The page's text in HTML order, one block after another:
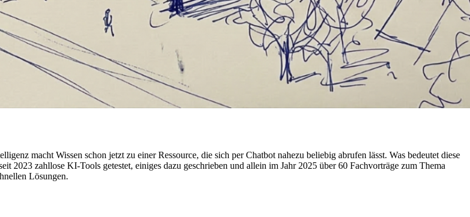
macht Wissen schon jetzt zu einer Ressource, die sich per Chatbot nahezu beliebig abrufen lässt. Was bedeutet diese
2023 zahllose KI-Tools getestet, einiges dazu geschrieben und allein im Jahr 2025 über 60 Fachvorträge zum Thema
Lösungen.